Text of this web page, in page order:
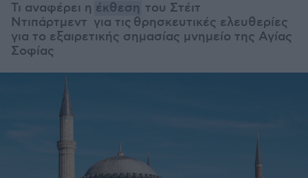
Τι αναφέρει η έκθεση του Στέιτ
Ντιπάρτμεντ για τις θρησκευτικές ελευθερίες
για το εξαιρετικής σημασίας μνημείο της Αγίας
Σοφίας